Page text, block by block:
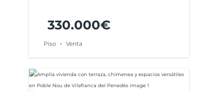
330.000€
Piso Venta